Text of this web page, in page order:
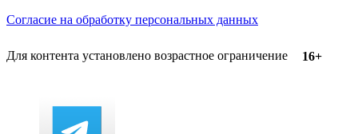
Согласие на обработку персональных данных
Для контента установлено возрастное ограничение 16+